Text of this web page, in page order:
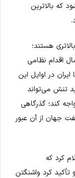
که بالاترین
هستند؛
اقدام نظامی
در اوایل این
تنش می‌تواند
کند؛ گذرگاهی
صادرات نفت جهان از آن عبور
کرد که
کرد واشنگتن